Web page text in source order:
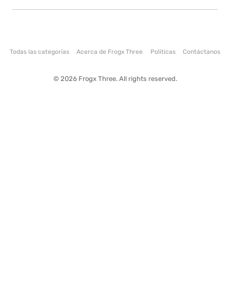
Todas las categorías Acerca de Frogx Three Politicas Contáctanos
© 2026 Frogx Three. All rights reserved.